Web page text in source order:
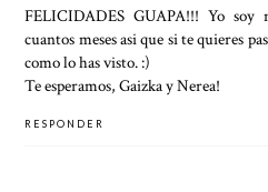
FELICIDADES GUAPA!!! Yo soy
cuantos meses asi que si te quieres
como lo has visto. :)
Te esperamos, Gaizka y Nerea!
RESPONDER